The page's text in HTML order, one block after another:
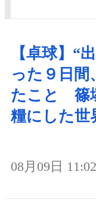
【卓球】“
った９日間
たこと 篠
糧にした世
08月09日 11:02